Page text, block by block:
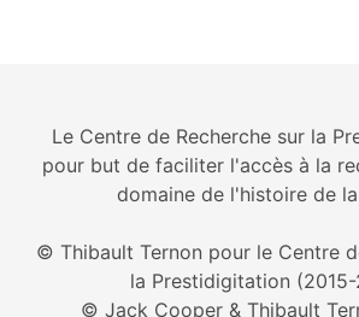
Le Centre de Recherche sur la
pour but de faciliter l'accès à la
domaine de l'histoire de
© Thibault Ternon pour le Centre
la Prestidigitation
© Jack Cooper & Thibault